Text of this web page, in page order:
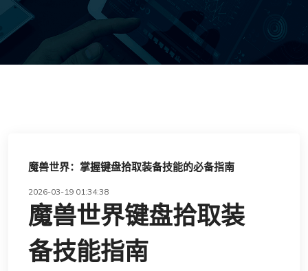
魔兽世界：掌握键盘拾取装备技能的必备指南
2026-03-19 01:34:38
魔兽世界键盘拾取装
备技能指南